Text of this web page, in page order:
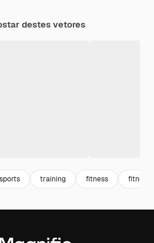
destes vetores
sports training fitness fitness